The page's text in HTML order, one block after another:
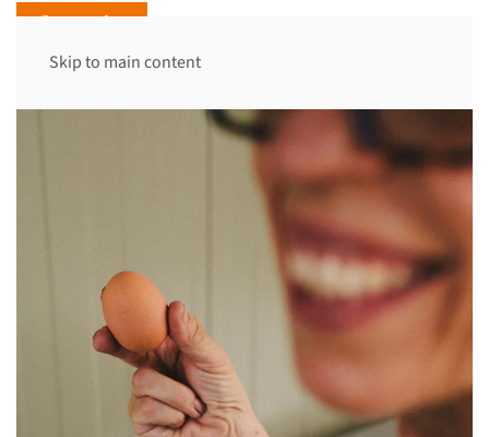
Skip to main content